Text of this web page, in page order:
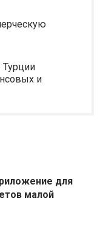
Турции
и
для
малой